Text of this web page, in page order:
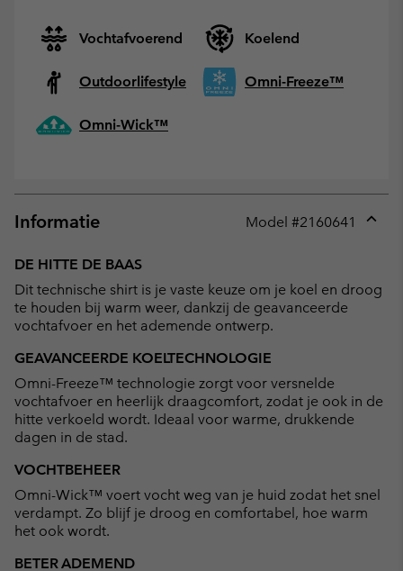
Vochtafvoerend Koelend
Outdoorlifestyle Omni-Freeze™
Omni-Wick™
Informatie Model #2160641
DE HITTE DE BAAS
Dit technische shirt is je vaste keuze om je koel en droog
te houden bij warm weer, dankzij de geavanceerde
vochtafvoer en het ademende ontwerp.
GEAVANCEERDE KOELTECHNOLOGIE
Omni-Freeze™ technologie zorgt voor versnelde
vochtafvoer en heerlijk draagcomfort, zodat je ook in de
hitte verkoeld wordt. Ideaal voor warme, drukkende
dagen in de stad.
VOCHTBEHEER
Omni-Wick™ voert vocht weg van je huid zodat het snel
verdampt. Zo blijf je droog en comfortabel, hoe warm
het ook wordt.
BETER ADEMEND